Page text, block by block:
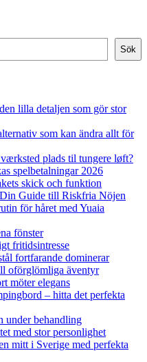
Sök
lilla detaljen som gör stor
som kan ändra allt för
plads til tungere løft?
spelbetalningar 2026
skick och funktion
Guide till Riskfria Nöjen
för håret med Yuaia
fönster
fritidsintresse
fortfarande dominerar
oförglömliga äventyr
möter elegans
– hitta det perfekta
under behandling
med stor personlighet
mitt i Sverige med perfekta